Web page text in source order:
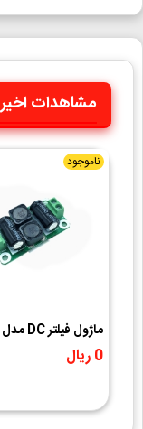
مشاهدات اخیر
ناموجود
ماژول فیلتر DC مدل 50V-6A
0 ریال